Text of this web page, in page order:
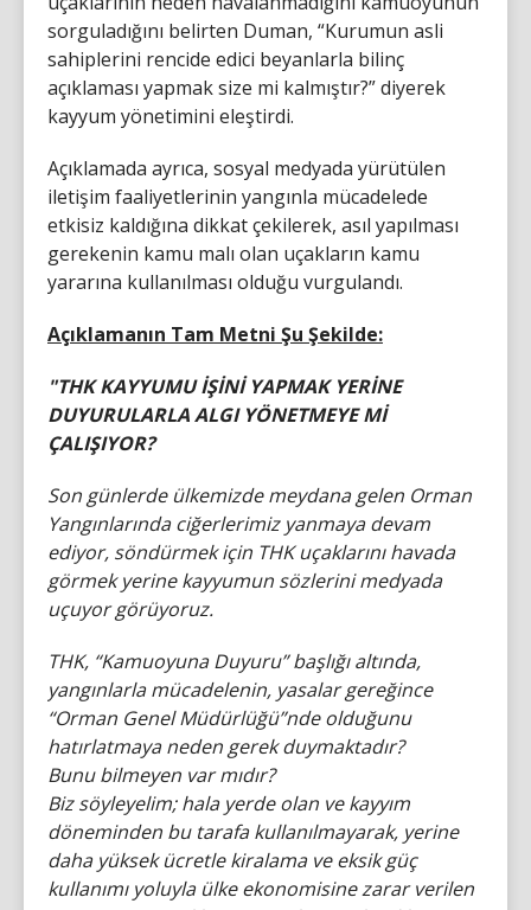
sorguladığını belirten Duman, “Kurumun asli
sahiplerini rencide edici beyanlarla bilinç
açıklaması yapmak size mi kalmıştır?” diyerek
kayyum yönetimini eleştirdi.
Açıklamada ayrıca, sosyal medyada yürütülen
iletişim faaliyetlerinin yangınla mücadelede
etkisiz kaldığına dikkat çekilerek, asıl yapılması
gerekenin kamu malı olan uçakların kamu
yararına kullanılması olduğu vurgulandı.
Açıklamanın Tam Metni Şu Şekilde:
"THK KAYYUMU İŞİNİ YAPMAK YERİNE
DUYURULARLA ALGI YÖNETMEYE Mİ
ÇALIŞIYOR?
Son günlerde ülkemizde meydana gelen Orman
Yangınlarında ciğerlerimiz yanmaya devam
ediyor, söndürmek için THK uçaklarını havada
görmek yerine kayyumun sözlerini medyada
uçuyor görüyoruz.
THK, “Kamuoyuna Duyuru” başlığı altında,
yangınlarla mücadelenin, yasalar gereğince
“Orman Genel Müdürlüğü”nde olduğunu
hatırlatmaya neden gerek duymaktadır?
Bunu bilmeyen var mıdır?
Biz söyleyelim; hala yerde olan ve kayyım
döneminden bu tarafa kullanılmayarak, yerine
daha yüksek ücretle kiralama ve eksik güç
kullanımı yoluyla ülke ekonomisine zarar verilen